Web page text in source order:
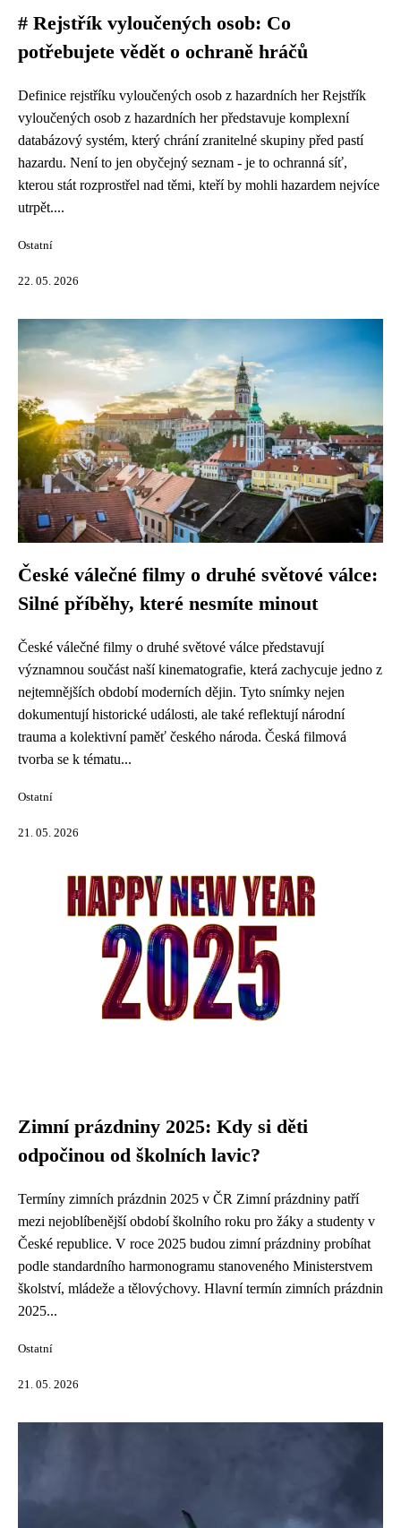
# Rejstřík vyloučených osob: Co
potřebujete vědět o ochraně hráčů
Definice rejstříku vyloučených osob z hazardních her Rejstřík
vyloučených osob z hazardních her představuje komplexní
databázový systém, který chrání zranitelné skupiny před pastí
hazardu. Není to jen obyčejný seznam - je to ochranná síť,
kterou stát rozprostřel nad těmi, kteří by mohli hazardem nejvíce
utrpět....
Ostatní
22. 05. 2026
České válečné filmy o druhé světové válce:
Silné příběhy, které nesmíte minout
České válečné filmy o druhé světové válce představují
významnou součást naší kinematografie, která zachycuje jedno z
nejtemnějších období moderních dějin. Tyto snímky nejen
dokumentují historické události, ale také reflektují národní
trauma a kolektivní paměť českého národa. Česká filmová
tvorba se k tématu...
Ostatní
21. 05. 2026
Zimní prázdniny 2025: Kdy si děti
odpočinou od školních lavic?
Termíny zimních prázdnin 2025 v ČR Zimní prázdniny patří
mezi nejoblíbenější období školního roku pro žáky a studenty v
České republice. V roce 2025 budou zimní prázdniny probíhat
podle standardního harmonogramu stanoveného Ministerstvem
školství, mládeže a tělovýchovy. Hlavní termín zimních prázdnin
2025...
Ostatní
21. 05. 2026